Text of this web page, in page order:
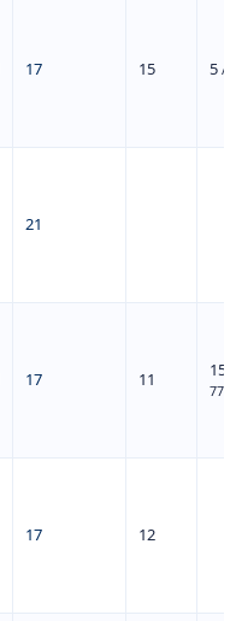
17 15 5 /
21
17 11 15
77
17 12